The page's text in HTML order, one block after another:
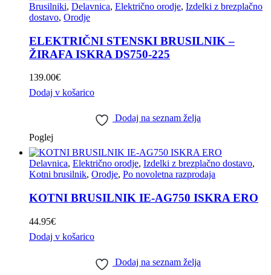
Brusilniki, Delavnica, Električno orodje, Izdelki z brezplačno
dostavo, Orodje
ELEKTRIČNI STENSKI BRUSILNIK –
ŽIRAFA ISKRA DS750-225
139.00€
Dodaj v košarico
Dodaj na seznam želja
Poglej
Delavnica, Električno orodje, Izdelki z brezplačno dostavo,
Kotni brusilnik, Orodje, Po novoletna razprodaja
KOTNI BRUSILNIK IE-AG750 ISKRA ERO
44.95€
Dodaj v košarico
Dodaj na seznam želja